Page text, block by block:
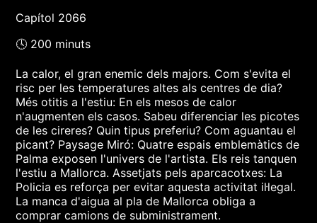
Capítol 2066
🕓 200 minuts
La calor, el gran enemic dels majors. Com s'evita el
risc per les temperatures altes als centres de dia?
Més otitis a l'estiu: En els mesos de calor
n'augmenten els casos. Sabeu diferenciar les picotes
de les cireres? Quin tipus preferiu? Com aguantau el
picant? Paysage Miró: Quatre espais emblemàtics de
Palma exposen l'univers de l'artista. Els reis tanquen
l'estiu a Mallorca. Assetjats pels aparcacotxes: La
Policia es reforça per evitar aquesta activitat il·legal.
La manca d'aigua al pla de Mallorca obliga a
comprar camions de subministrament.